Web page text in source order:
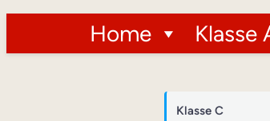
Home Klasse
Klasse C